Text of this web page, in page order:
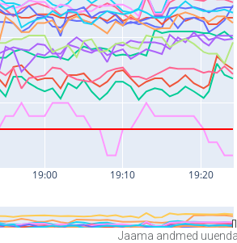
Jaama andmed